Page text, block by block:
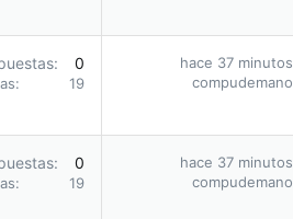
0
19
hace 37 minutos
compudemano
0
19
hace 37 minutos
compudemano